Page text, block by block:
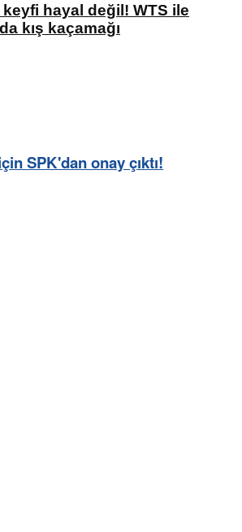
hayal değil! WTS ile
kış kaçamağı
SPK'dan onay çıktı!